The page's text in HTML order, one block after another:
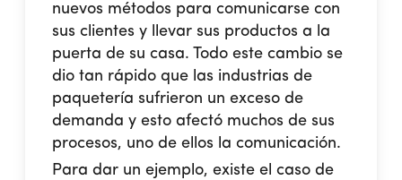
nuevos métodos paracomunicarse con
sus clientes y llevar sus productos a la
puerta de su casa. Todo este cambio se
dio tan rápido que las industrias de
paquetería sufrieron un exceso de
demanda y esto afectó muchos de sus
procesos, uno de ellos lacomunicación.
Para dar un ejemplo, existe el caso de